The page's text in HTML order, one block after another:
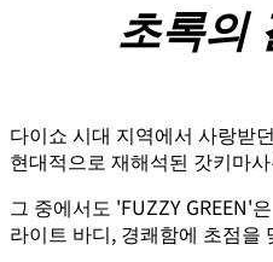
초록의
다이쇼 시대 지역에서 사랑받
현대적으로 재해석된 갓키마
그 중에서도 'FUZZY GREEN'은
라이트 바디, 경쾌함에 초점을